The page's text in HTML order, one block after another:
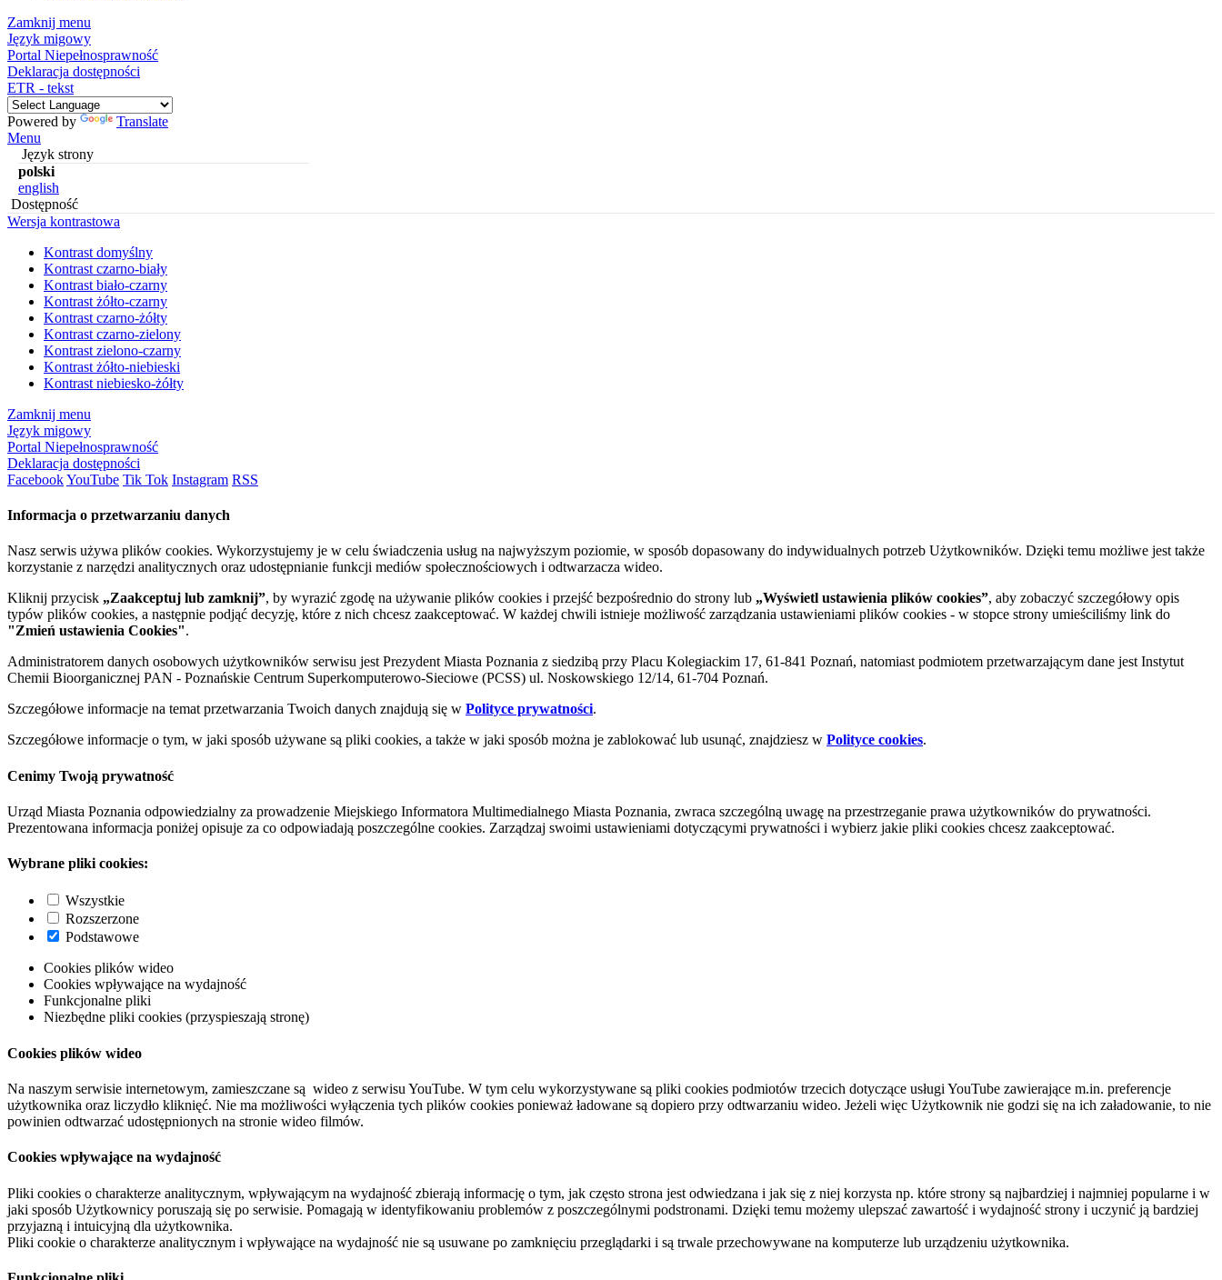
Zamknij menu
Język migowy
Portal Niepełnosprawność
Deklaracja dostępności
ETR - tekst
Powered by
Translate
Menu
Język strony
polski
english
Dostępność
Wersja kontrastowa
Kontrast domyślny
Kontrast czarno-biały
Kontrast biało-czarny
Kontrast żółto-czarny
Kontrast czarno-żółty
Kontrast czarno-zielony
Kontrast zielono-czarny
Kontrast żółto-niebieski
Kontrast niebiesko-żółty
Zamknij menu
Język migowy
Portal Niepełnosprawność
Deklaracja dostępności
FacebookYouTube Tik Tok Instagram RSS
Informacja o przetwarzaniu danych
Nasz serwis używa plików cookies. Wykorzystujemy je w celu świadczenia usług na najwyższym poziomie, w sposób dopasowany do indywidualnych potrzeb Użytkowników. Dzięki temu możliwe jest także
korzystanie z narzędzi analitycznych oraz udostępnianie funkcji mediów społecznościowych i odtwarzacza wideo.
Kliknij przycisk „Zaakceptuj lub zamknij”, by wyrazić zgodę na używanie plików cookies i przejść bezpośrednio do strony lub „Wyświetl ustawienia plików cookies”, aby zobaczyć szczegółowy opis
typów plików cookies, a następnie podjąć decyzję, które z nich chcesz zaakceptować. W każdej chwili istnieje możliwość zarządzania ustawieniami plików cookies - w stopce strony umieściliśmy link do
"Zmień ustawienia Cookies".
Administratorem danych osobowych użytkowników serwisu jest Prezydent Miasta Poznania z siedzibą przy Placu Kolegiackim 17, 61-841 Poznań, natomiast podmiotem przetwarzającym dane jest Instytut
Chemii Bioorganicznej PAN - Poznańskie Centrum Superkomputerowo-Sieciowe (PCSS) ul. Noskowskiego 12/14, 61-704 Poznań.
Szczegółowe informacje na temat przetwarzania Twoich danych znajdują się w Polityce prywatności.
Szczegółowe informacje o tym, w jaki sposób używane są pliki cookies, a także w jaki sposób można je zablokować lub usunąć, znajdziesz w Polityce cookies.
Cenimy Twoją prywatność
Urząd Miasta Poznania odpowiedzialny za prowadzenie Miejskiego Informatora Multimedialnego Miasta Poznania, zwraca szczególną uwagę na przestrzeganie prawa użytkowników do prywatności.
Prezentowana informacja poniżej opisuje za co odpowiadają poszczególne cookies. Zarządzaj swoimi ustawieniami dotyczącymi prywatności i wybierz jakie pliki cookies chcesz zaakceptować.
Wybrane pliki cookies:
Wszystkie
Rozszerzone
Podstawowe
Cookies plików wideo
Cookies wpływające na wydajność
Funkcjonalne pliki
Niezbędne pliki cookies (przyspieszają stronę)
Cookies plików wideo
Na naszym serwisie internetowym, zamieszczane są wideo z serwisu YouTube. W tym celu wykorzystywane są pliki cookies podmiotów trzecich dotyczące usługi YouTube zawierające m.in. preferencje
użytkownika oraz liczydło kliknięć. Nie ma możliwości wyłączenia tych plików cookies ponieważ ładowane są dopiero przy odtwarzaniu wideo. Jeżeli więc Użytkownik nie godzi się na ich załadowanie, to nie
powinien odtwarzać udostępnionych na stronie wideo filmów.
Cookies wpływające na wydajność
Pliki cookies o charakterze analitycznym, wpływającym na wydajność zbierają informację o tym, jak często strona jest odwiedzana i jak się z niej korzysta np. które strony są najbardziej i najmniej popularne i w
jaki sposób Użytkownicy poruszają się po serwisie. Pomagają w identyfikowaniu problemów z poszczególnymi podstronami. Dzięki temu możemy ulepszać zawartość i wydajność strony i uczynić ją bardziej
przyjazną i intuicyjną dla użytkownika.
Pliki cookie o charakterze analitycznym i wpływające na wydajność nie są usuwane po zamknięciu przeglądarki i są trwale przechowywane na komputerze lub urządzeniu użytkownika.